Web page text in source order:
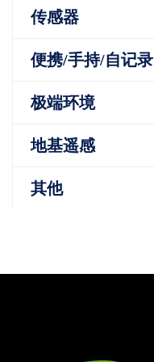
传感器
便携/手持/自记录
极端环境
地基遥感
其他